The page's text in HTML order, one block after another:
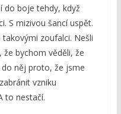
do boje tehdy, když
S mizivou šancí uspět.
zoufalci. Nešli
bychom věděli, že
něj proto, že jsme
vzniku
to nestačí.